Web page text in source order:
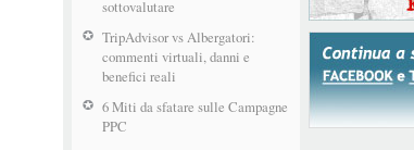
sottovalutare
TripAdvisor vs Albergatori:
commenti virtuali, danni e
benefici reali
6 Miti da sfatare sulle Campagne
PPC